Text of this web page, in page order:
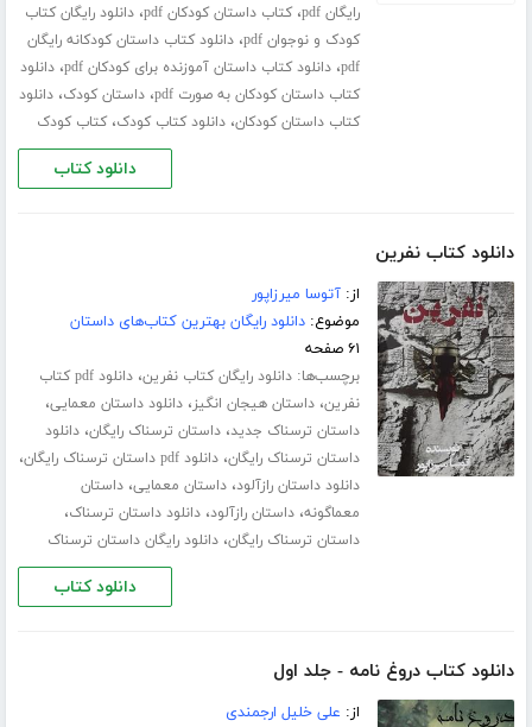
رایگان pdf
،کتاب داستان کودکان pdf ،دانلود رایگان کتاب
کودک و نوجوان pdf
،دانلود کتاب داستان کودکانه رایگان
pdf،دانلود کتاب داستان آموزنده برای کودکان pdf ،دانلود
کتاب داستان کودکان به صورت pdf
،داستان کودک،دانلود
کتاب داستان کودکان،دانلود کتاب کودک،کتاب کودک
دانلود کتاب
دانلود کتاب نفرین
از:آتوسا میرزاپور
موضوع:دانلود رایگان بهترین کتاب‌های داستان
۶۱ صفحه
برچسب‌ها:دانلود رایگان کتاب نفرین،
دانلود pdf کتاب
نفرین،داستان هیجان انگیز،دانلود داستان معمایی،
داستان ترسناک جدید،داستان ترسناک رایگان،دانلود
داستان ترسناک رایگان،دانلود pdf داستان ترسناک رایگان ،
دانلود داستان رازآلود،داستان معمایی،داستان
معماگونه،داستان رازآلود،دانلود داستان ترسناک،
داستان ترسناک رایگان،دانلود رایگان داستان ترسناک
دانلود کتاب
دانلود کتاب دروغ نامه - جلد اول
از: علی خلیل ارجمندی